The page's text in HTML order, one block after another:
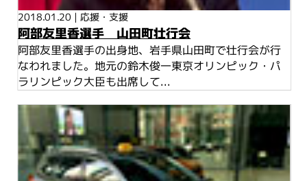
2018.01.20 |応援・支援
阿部友里香選手 山田町壮行会
阿部友里香選手の出身地、岩手県山田町で壮行会が行
なわれました。地元の鈴木俊一東京オリンピック・パ
ラリンピック大臣も出席して...